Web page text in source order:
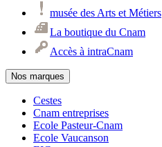
musée des Arts et Métiers
La boutique du Cnam
Accès à intraCnam
Nos marques
Cestes
Cnam entreprises
Ecole Pasteur-Cnam
Ecole Vaucanson